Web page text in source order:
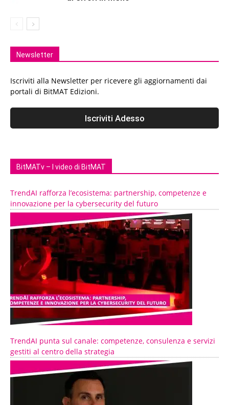
Newsletter
Iscriviti alla Newsletter per ricevere gli aggiornamenti dai
portali di BitMAT Edizioni.
BitMATv – I video di BitMAT
TrendAI rafforza l’ecosistema: partnership, competenze e
innovazione per la cybersecurity del futuro
TrendAI punta sul canale: competenze, consulenza e servizi
gestiti al centro della strategia